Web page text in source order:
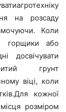
на розсаду
Коли
горщики або
досвічувати
грунт
віці, коли
кожної
розміром